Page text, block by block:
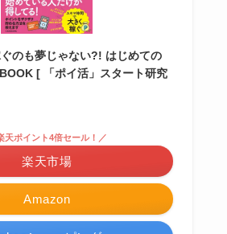
のも夢じゃない?! はじめての
BOOK [ 「ポイ活」スタート研究
Amazon
天ポイント4倍セール！／
楽天市場